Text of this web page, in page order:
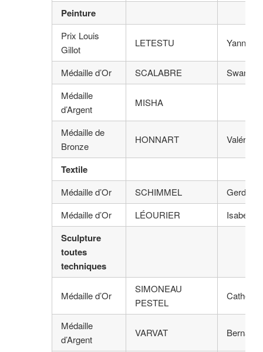
Peinture
Prix Louis
Gillot
LETESTU Yann
Médaille d’Or SCALABRE
Swan
Médaille
d’Argent
MISHA
Médaille de
Bronze
HONNART Valérie
Textile
Médaille d’Or SCHIMMEL
Gerda
Médaille d’Or
LÉOURIER Isabelle
Sculpture
toutes
techniques
Médaille d’Or
SIMONEAU
PESTEL
Médaille
d’Argent
VARVAT Bernard